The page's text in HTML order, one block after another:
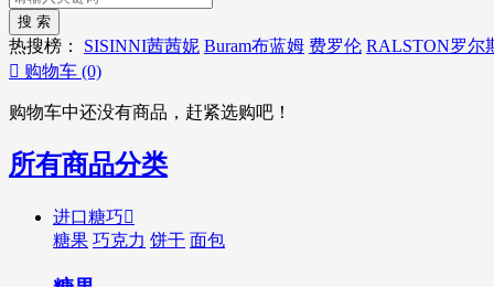
热搜榜： SISINNI茜茜妮 Buram布蓝姆 费罗伦 RALSTON罗尔
 购物车 (0)
购物车中还没有商品，赶紧选购吧！
所有商品分类
进口糖巧
糖果 巧克力 饼干 面包